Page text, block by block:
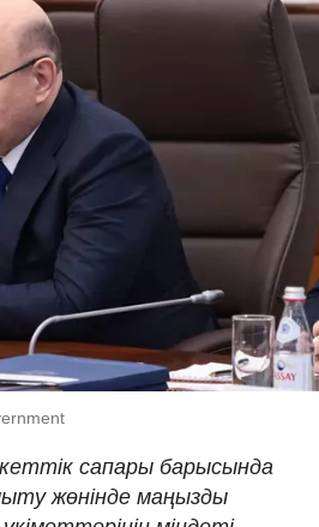
сапары барысында
жөнінде маңызды